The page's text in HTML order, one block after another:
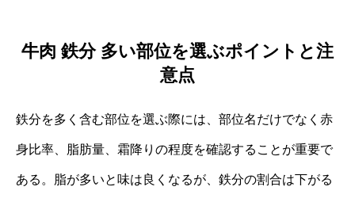
牛肉 鉄分 多い部位を選ぶポイントと注
意点
鉄分を多く含む部位を選ぶ際には、部位名だけでなく赤
身比率、脂肪量、霜降りの程度を確認することが重要で
ある。脂が多いと味は良くなるが、鉄分の割合は下がる